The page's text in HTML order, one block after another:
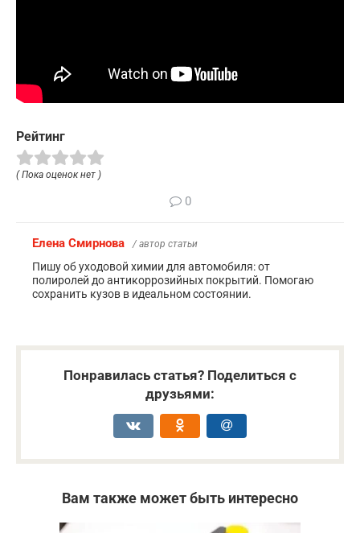
Рейтинг
( Пока оценок нет )
0
Елена Смирнова / автор статьи
Пишу об уходовой химии для автомобиля: от
полиролей до антикоррозийных покрытий. Помогаю
сохранить кузов в идеальном состоянии.
Понравилась статья? Поделиться с
друзьями:
Вам также может быть интересно